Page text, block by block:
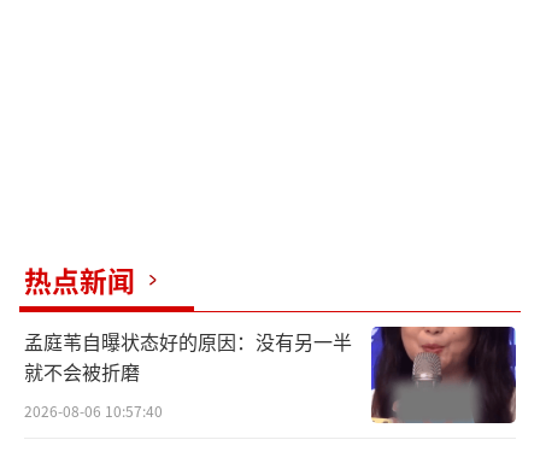
在年前于北京举行的专辑试听会上，郎朗
热点新闻
孟庭苇自曝状态好的原因：没有另一半
就不会被折磨
2026-08-06 10:57:40